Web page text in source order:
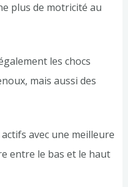
plus de motricité au
les chocs
mais aussi des
avec une meilleure
entre le bas et le haut